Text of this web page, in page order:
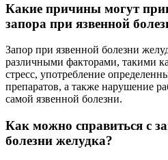
Какие причины могут
запора при язвенной
Запор при язвенной болезни
различными факторами, такими
стресс, употребление
препаратов, а также нарушение
самой язвенной болезни.
Как можно справиться с
болезни желудка?